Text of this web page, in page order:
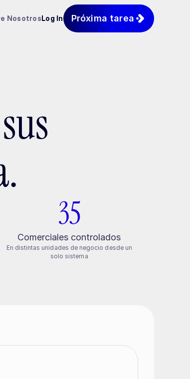
NosotrosLog In Próxima tarea
35
Comerciales controlados
En distintas unidades de negocio desde un
solo sistema